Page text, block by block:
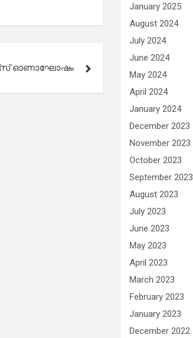
ഓണാഘോഷം
January 2025
August 2024
July 2024
June 2024
May 2024
April 2024
January 2024
December 2023
November 2023
October 2023
September 2023
August 2023
July 2023
June 2023
May 2023
April 2023
March 2023
February 2023
January 2023
December 2022